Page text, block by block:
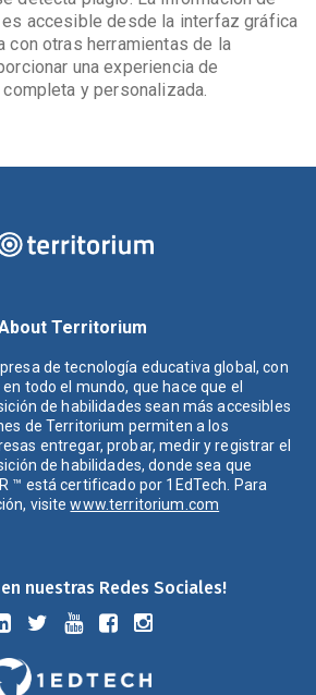
accesible desde la interfaz gráfica
con otras herramientas de la
una experiencia de
y personalizada.
Territorium
de tecnología educativa global, con
todo el mundo, que hace que el
de habilidades sean más accesibles
de Territorium permiten a los
entregar, probar, medir y registrar el
de habilidades, donde sea que
™ está certificado por 1EdTech. Para
visitewww.territorium.com
en nuestras Redes Sociales!